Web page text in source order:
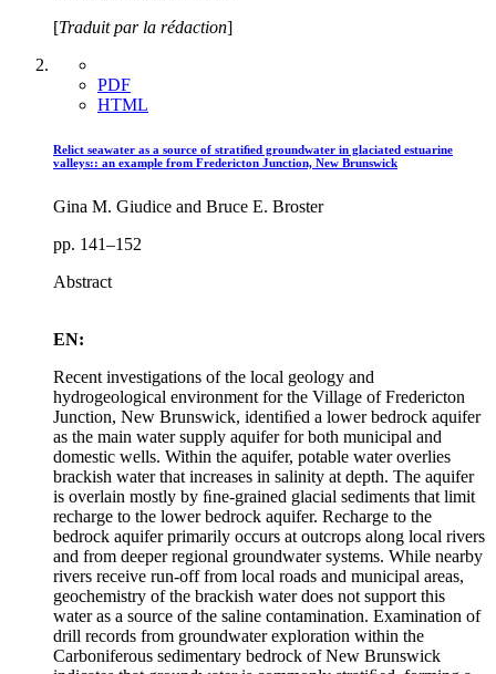
[Traduit par la rédaction]
PDF
HTML
Relict seawater as a source of stratiﬁed groundwater in glaciated estuarine
valleys:: an example from Fredericton Junction, New Brunswick
Gina M. Giudice and Bruce E. Broster
pp. 141–152
Abstract
EN:
Recent investigations of the local geology and
hydrogeological environment for the Village of Fredericton
Junction, New Brunswick, identiﬁed a lower bedrock aquifer
as the main water supply aquifer for both municipal and
domestic wells. Within the aquifer, potable water overlies
brackish water that increases in salinity at depth. The aquifer
is overlain mostly by ﬁne-grained glacial sediments that limit
recharge to the lower bedrock aquifer. Recharge to the
bedrock aquifer primarily occurs at outcrops along local rivers
and from deeper regional groundwater systems. While nearby
rivers receive run-off from local roads and municipal areas,
geochemistry of the brackish water does not support this
water as a source of the saline contamination. Examination of
drill records from groundwater exploration within the
Carboniferous sedimentary bedrock of New Brunswick